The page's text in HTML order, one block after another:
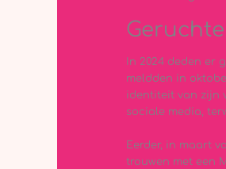
In 2024 deden er
meldden in
identiteit van zijn
sociale media,
Eerder, in maart
trouwen met een